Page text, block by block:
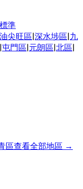
標準
油尖旺區|深水埗區|九
|屯門區|元朗區|北區|
區查看全部地區 →